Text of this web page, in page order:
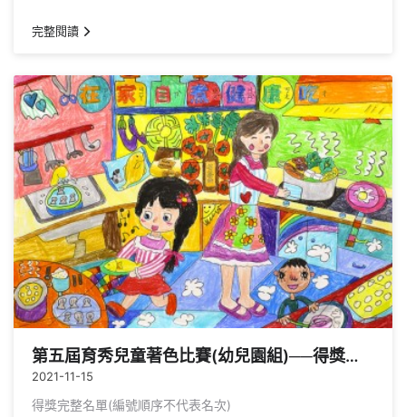
完整閱讀
第五屆育秀兒童著色比賽(幼兒園組)──得獎名單公告
2021-11-15
得獎完整名單(編號順序不代表名次)